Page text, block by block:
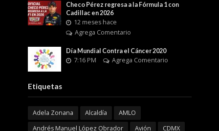
Checo Pérez regresa a la Fórmula 1 con
Cadillac en 2026
12 meses hace
Agrega Comentario
Día Mundial Contra el Cáncer 2020
7:16 PM Agrega Comentario
Etiquetas
Adela Zonana Alcaldía
AMLO
Andrés Manuel López Obrador
Avión
CDMX